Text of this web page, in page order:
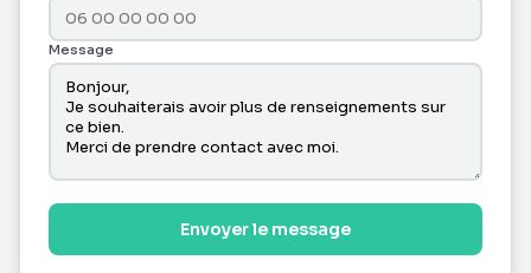
Message
Envoyer le message